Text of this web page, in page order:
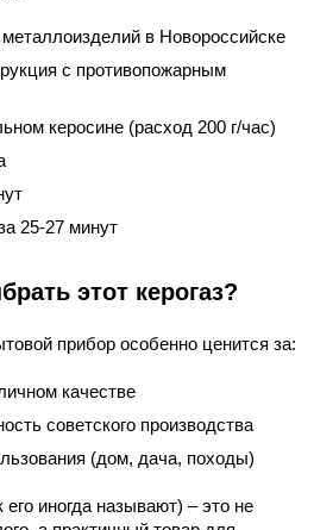
в Новороссийске
с противопожарным
керосине (расход 200 г/час)
25-27 минут
этот керогаз?
прибор особенно ценится за:
качестве
советского производства
(дом, дача, походы)
его иногда называют) – это не